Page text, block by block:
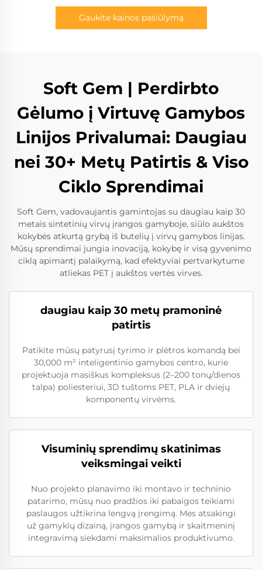
Gaukite kainos pasiūlymą
Soft Gem | Perdirbto
Gėlumo į Virtuvę Gamybos
Linijos Privalumai: Daugiau
nei 30+ Metų Patirtis & Viso
Ciklo Sprendimai
Soft Gem, vadovaujantis gamintojas su daugiau kaip 30
metais sintetinių virvų įrangos gamyboje, siūlo aukštos
kokybės atkurtą grybą iš butelių į virvų gamybos linijas.
Mūsų sprendimai jungia inovaciją, kokybę ir visą gyvenimo
ciklą apimantį palaikymą, kad efektyviai pertvarkytume
atliekas PET į aukštos vertės virves.
daugiau kaip 30 metų pramoninė
patirtis
Patikite mūsų patyrusį tyrimo ir plėtros komandą bei
30,000 m² inteligentinio gamybos centro, kurie
projektuoja masiškus kompleksus (2–200 tonų/dienos
talpa) poliesteriui, 3D tuštoms PET, PLA ir dviejų
komponentų virvėms.
Visuminių sprendimų skatinimas
veiksmingai veikti
Nuo projekto planavimo iki montavo ir techninio
patarimo, mūsų nuo pradžios iki pabaigos teikiami
paslaugos užtikrina lengvą įrengimą. Mes atsakingi
už gamyklų dizainą, įrangos gamybą ir skaitmeninį
integravimą siekdami maksimalios produktivumo.